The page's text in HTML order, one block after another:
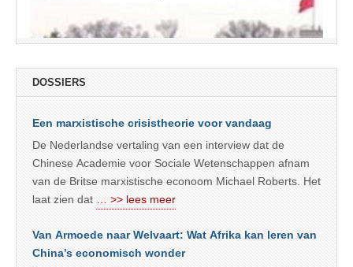
DOSSIERS
Een marxistische crisistheorie voor vandaag
De Nederlandse vertaling van een interview dat de
Chinese Academie voor Sociale Wetenschappen afnam
van de Britse marxistische econoom Michael Roberts. Het
laat zien dat
… >> lees meer
Van Armoede naar Welvaart: Wat Afrika kan leren van
China’s economisch wonder